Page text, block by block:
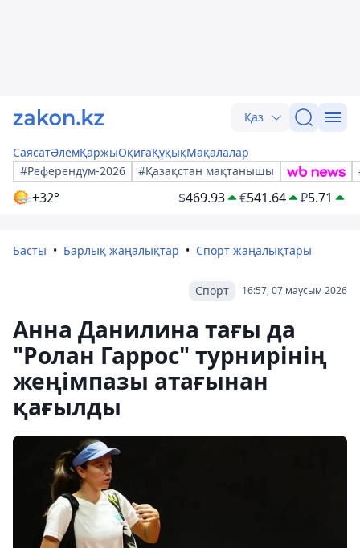
Қаз
СаясатӘлемҚаржыОқиғаҚұқықМақалалар
#Референдум-2026
#Қазақстан мақтанышы
+32° $469.93 €541.64 ₽5.71
Басты Барлық жаңалықтар Спорт жаңалықтары
16:57, 07 маусым 2026
Спорт
Анна Данилина тағы да
"Ролан Гаррос" турнирінің
жеңімпазы атағынан
қағылды